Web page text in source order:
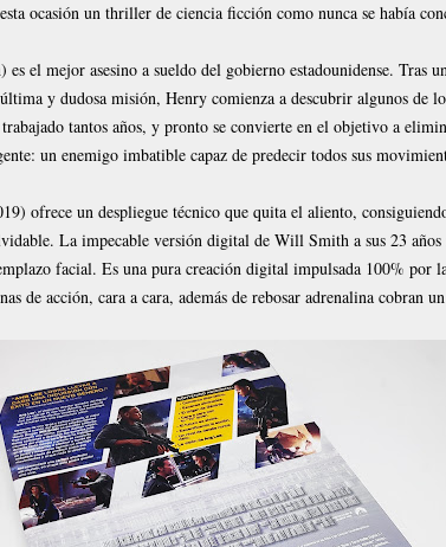
ocasión un thriller de ciencia ficción como nunca se había
el mejor asesino a sueldo del gobierno estadounidense. Tras
y dudosa misión, Henry comienza a descubrir algunos de
tantos años, y pronto se convierte en el objetivo a
un enemigo imbatible capaz de predecir todos sus
ofrece un despliegue técnico que quita el aliento,
La impecable versión digital de Will Smith a sus 23 años
facial. Es una pura creación digital impulsada 100% por
de acción, cara a cara, además de rebosar adrenalina cobran